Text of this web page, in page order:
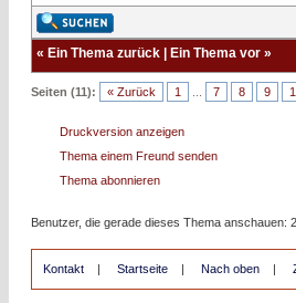
« Ein Thema zurück Ein Thema vor »
Seiten (11): « Zurück 1 7 8 9
Druckversion anzeigen
Thema einem Freund senden
Thema abonnieren
Benutzer, die gerade dieses Thema anschauen:
Kontakt | Startseite | Nach oben |